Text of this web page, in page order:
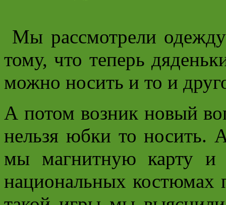
Мы рассмотрели
тому, что теперь
можно носить и то и
А потом возник новый
нельзя юбки то носить.
мы магнитную карту и
национальных костюмах